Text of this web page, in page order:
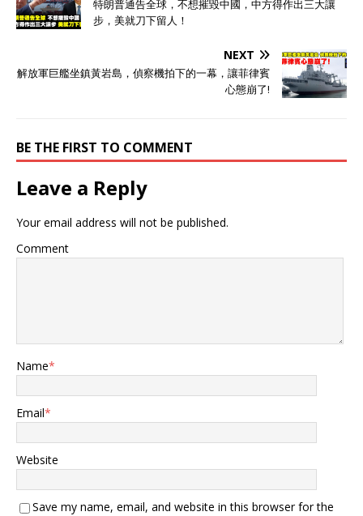
特朗普通告全球，不想摧毀中國，中方得作出三大讓
步，美就刀下留人！
NEXT
解放軍巨艦坐鎮黃岩島，偵察機拍下的一幕，讓菲律賓
心態崩了!
BE THE FIRST TO COMMENT
Leave a Reply
Your email address will not be published.
Comment
Name*
Email*
Website
Save my name, email, and website in this browser for the